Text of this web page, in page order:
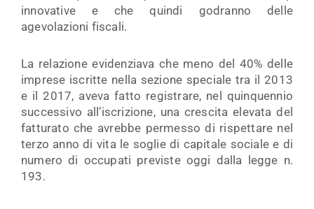
innovative e che quindi godranno delle
agevolazioni fiscali.
La relazione evidenziava che meno del 40% delle
imprese iscritte nella sezione speciale tra il 2013
e il 2017, aveva fatto registrare, nel quinquennio
successivo all’iscrizione, una crescita elevata del
fatturato che avrebbe permesso di rispettare nel
terzo anno di vita le soglie di capitale sociale e di
numero di occupati previste oggi dalla legge n.
193.